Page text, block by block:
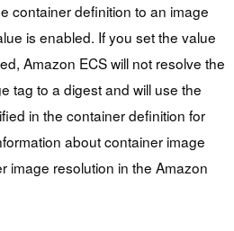
container definition to an image
is enabled. If you set the value
Amazon ECS will not resolve the
tag to a digest and will use the
in the container definition for
about container image
image resolution in the Amazon